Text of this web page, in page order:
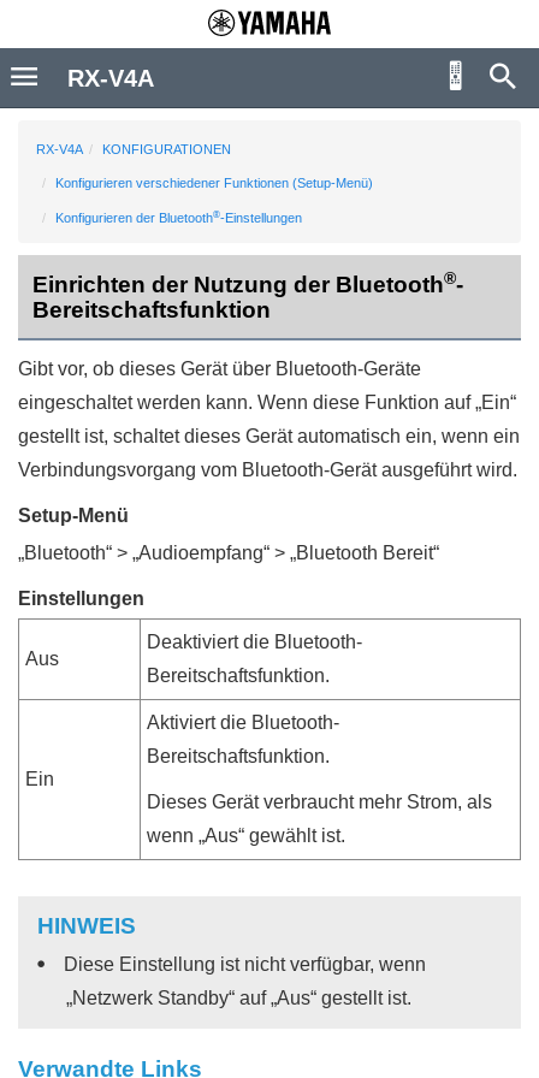
RX-V4A KONFIGURATIONEN
Konfigurieren verschiedener Funktionen (Setup-Menü)
Konfigurieren der Bluetooth®-Einstellungen
Einrichten der Nutzung der Bluetooth®-
Bereitschaftsfunktion
Gibt vor, ob dieses Gerät über Bluetooth-Geräte
eingeschaltet werden kann. Wenn diese Funktion auf „Ein“
gestellt ist, schaltet dieses Gerät automatisch ein, wenn ein
Verbindungsvorgang vom Bluetooth-Gerät ausgeführt wird.
Setup-Menü
„Bluetooth“ > „Audioempfang“ > „Bluetooth Bereit“
Einstellungen
Aus
Deaktiviert die Bluetooth-
Bereitschaftsfunktion.
Ein
Aktiviert die Bluetooth-
Bereitschaftsfunktion.
Dieses Gerät verbraucht mehr Strom, als
wenn „Aus“ gewählt ist.
HINWEIS
Diese Einstellung ist nicht verfügbar, wenn
„Netzwerk Standby“ auf „Aus“ gestellt ist.
Verwandte Links
RX-V4A